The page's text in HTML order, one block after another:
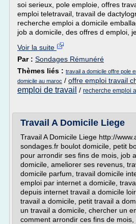
soi serieux, pole emploie, offres
emploi teletravail, travail de
recherche emploi a domicile
job a domicile, des offres d emploi,
Voir la suite
Par : Sondages Rémunéré
Thèmes liés : travail a domicile offre pole
domicile au maroc / offre emploi travail
emploi de travail / recherche emploi
Travail A Domicile Liege
Travail A Domicile Liege http://
sondages.fr boulot domicile, petit
pour arrondir ses fins de mois, job a
domicile, ameliorer ses revenus,
domicile parfum, travail domicile
emploi par internet a domicile,
depuis internet travail a domicile
travail a domicile, petit travail a
un travail a domicile, chercher un
comment arrondir ces fins de mois,